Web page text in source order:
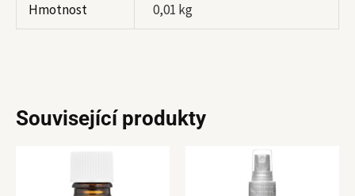
Hmotnost 0,01 kg
Související produkty